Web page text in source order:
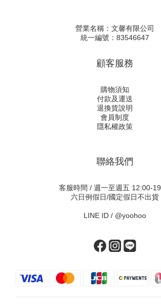
營業名稱：文馨有限公司
統一編號：83546647
顧客服務
購物須知
付款及運送
退換貨說明
會員制度
隱私權政策
聯絡我們
客服時間 / 週一至週五 12:00-
六日例假日/國定假日不出貨
LINE ID / @yoohoo